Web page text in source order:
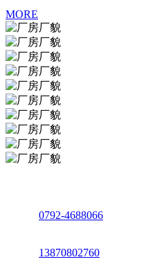
MORE
0792-4688066
13870802760